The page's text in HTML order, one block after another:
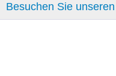
Besuchen Sie